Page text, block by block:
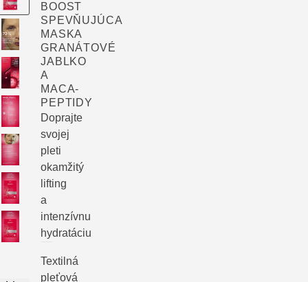
BOOST
SPEVŇUJÚCA
MASKA
GRANÁTOVÉ
JABLKO
A
MACA-
PEPTIDY
Doprajte
svojej
pleti
okamžitý
lifting
a
intenzívnu
hydratáciu
Textilná
pleťová